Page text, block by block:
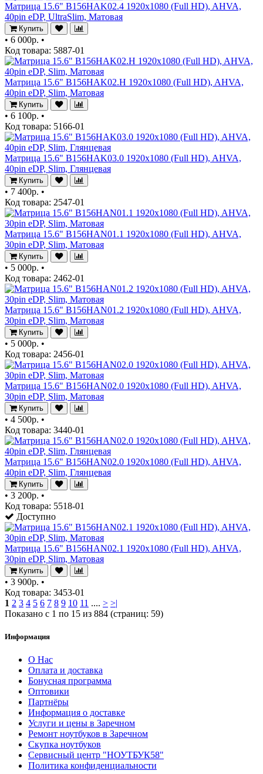
Матрица 15.6" B156HAK02.4 1920x1080 (Full HD), AHVA,
40pin eDP, UltraSlim, Матовая
Купить
• 6 000р. •
Код товара: 5887-01
Матрица 15.6" B156HAK02.H 1920x1080 (Full HD), AHVA,
40pin eDP, Slim, Матовая
Купить
• 6 100р. •
Код товара: 5166-01
Матрица 15.6" B156HAK03.0 1920x1080 (Full HD), AHVA,
40pin eDP, Slim, Глянцевая
Купить
• 7 400р. •
Код товара: 2547-01
Матрица 15.6" B156HAN01.1 1920x1080 (Full HD), AHVA,
30pin eDP, Slim, Матовая
Купить
• 5 000р. •
Код товара: 2462-01
Матрица 15.6" B156HAN01.2 1920x1080 (Full HD), AHVA,
30pin eDP, Slim, Матовая
Купить
• 5 000р. •
Код товара: 2456-01
Матрица 15.6" B156HAN02.0 1920x1080 (Full HD), AHVA,
30pin eDP, Slim, Матовая
Купить
• 4 500р. •
Код товара: 3440-01
Матрица 15.6" B156HAN02.0 1920x1080 (Full HD), AHVA,
40pin eDP, Slim, Глянцевая
Купить
• 3 200р. •
Код товара: 5518-01
Доступно
Матрица 15.6" B156HAN02.1 1920x1080 (Full HD), AHVA,
30pin eDP, Slim, Матовая
Купить
• 3 900р. •
Код товара: 3453-01
1 2 3 4 5 6 7 8 9 10 11 .... > >|
Показано с 1 по 15 из 884 (страниц: 59)
Информация
О Нас
Оплата и доставка
Бонусная программа
Оптовики
Партнёры
Информация о доставке
Услуги и цены в Заречном
Ремонт ноутбуков в Заречном
Скупка ноутбуков
Сервисный центр "НОУТБУК58"
Политика конфиденциальности